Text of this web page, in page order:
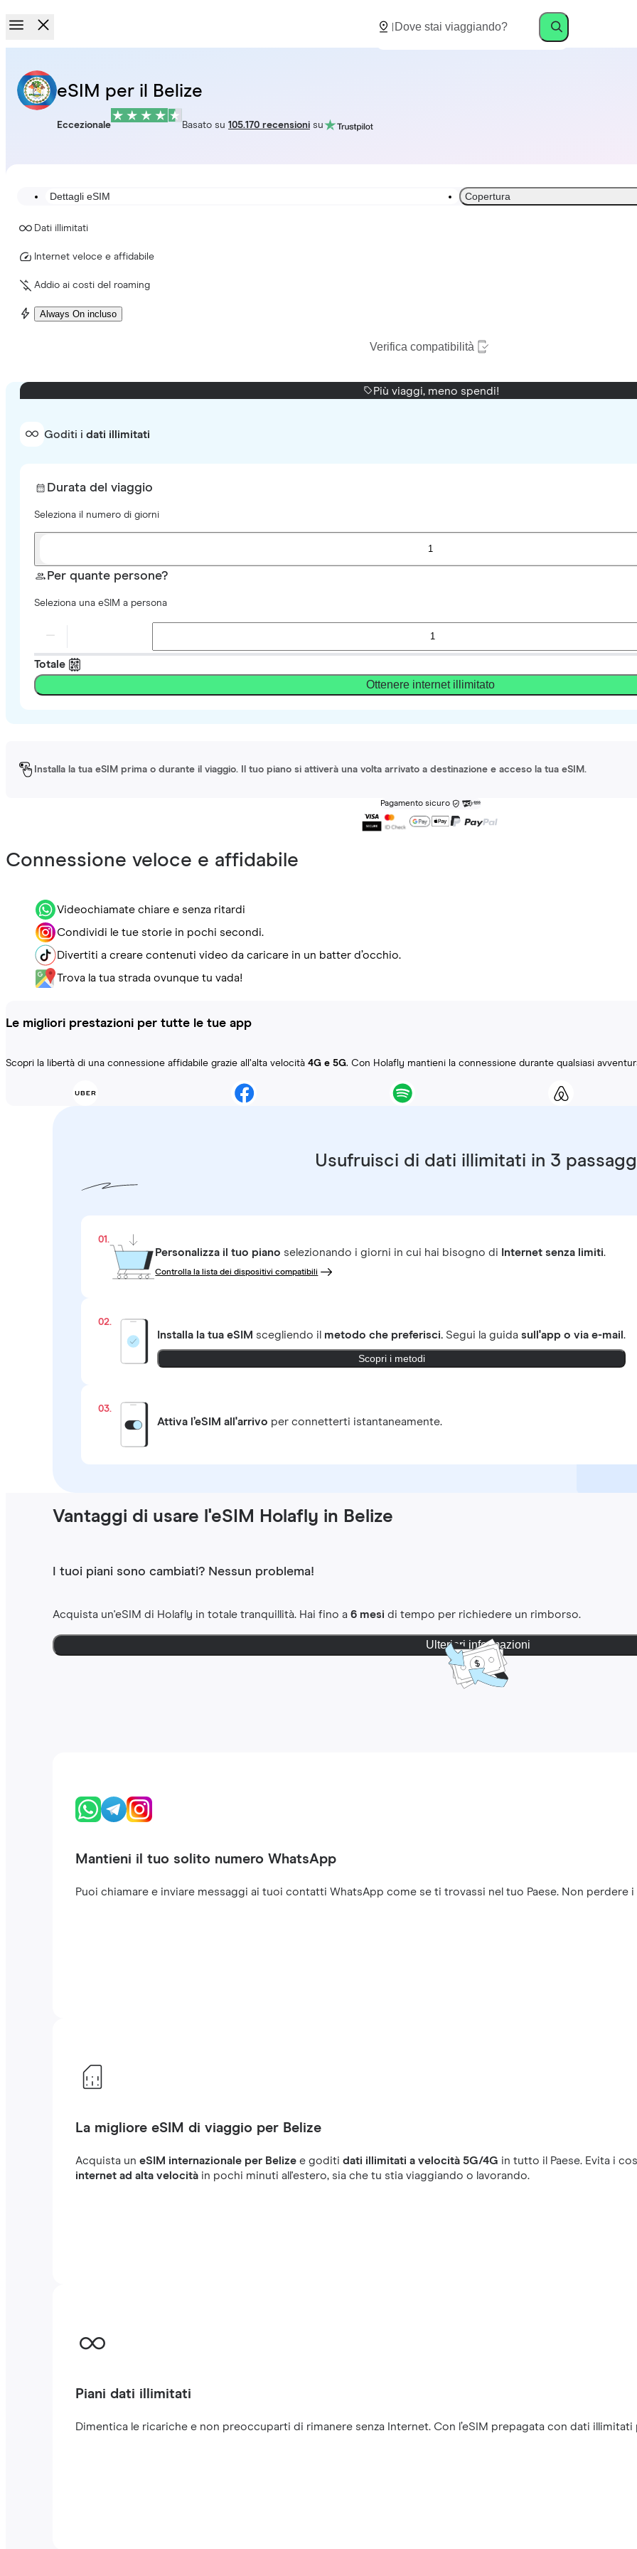
eSIM per il Belize
Eccezionale Basato su 105.170 recensioni su
Dettagli eSIM Copertura
Dati illimitati
Internet veloce e affidabile
Addio ai costi del roaming
Always On incluso
Verifica compatibilità
Più viaggi, meno spendi!
Goditi i dati illimitati
Durata del viaggio
Seleziona il numero di giorni
1
Per quante persone?
Seleziona una eSIM a persona
Totale
Ottenere internet illimitato
Installa la tua eSIM prima o durante il viaggio. Il tuo piano si attiverà una volta arrivato a destinazione e acceso la tua eSIM.
Pagamento sicuro
Connessione veloce e affidabile
Videochiamate chiare e senza ritardi
Condividi le tue storie in pochi secondi.
Divertiti a creare contenuti video da caricare in un batter d’occhio.
Trova la tua strada ovunque tu vada!
Le migliori prestazioni per tutte le tue app
Scopri la libertà di una connessione affidabile grazie all’alta velocità 4G e 5G. Con Holafly mantieni la connessione durante qualsiasi
Usufruisci di dati illimitati in 3
01.
Personalizza il tuo piano selezionando i giorni in cui hai bisogno di Internet senza limiti.
Controlla la lista dei dispositivi compatibili
02.
Installa la tua eSIM scegliendo il metodo che preferisci. Segui la guidasull'app o via e-mail.
Scopri i metodi
03.
Attiva l’eSIM all'arrivo per connetterti istantaneamente.
Vantaggi di usare l'eSIM Holafly in Belize
I tuoi piani sono cambiati? Nessun problema!
Acquista un'eSIM di Holafly in totale tranquillità. Hai fino a6 mesi di tempo per richiedere un rimborso.
Ulteriori informazioni
Mantieni il tuo solito numero WhatsApp
Puoi chiamare e inviare messaggi ai tuoi contatti WhatsApp come se ti trovassi nel tuo Paese. Non perdere
La migliore eSIM di viaggio per Belize
Acquista uneSIM internazionale per Belize e goditidati illimitati a velocità 5G/4G in tutto il Paese. Evita i
internet ad alta velocità in pochi minuti all'estero, sia che tu stia viaggiando o lavorando.
Piani dati illimitati
Dimentica le ricariche e non preoccuparti di rimanere senza Internet. Con l’eSIM prepagata con dati